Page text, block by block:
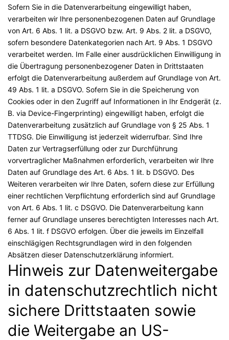
Sofern Sie in die Datenverarbeitung eingewilligt haben,
verarbeiten wir Ihre personenbezogenen Daten auf Grundlage
von Art. 6 Abs. 1 lit. a DSGVO bzw. Art. 9 Abs. 2 lit. a DSGVO,
sofern besondere Datenkategorien nach Art. 9 Abs. 1 DSGVO
verarbeitet werden. Im Falle einer ausdrücklichen Einwilligung in
die Übertragung personenbezogener Daten in Drittstaaten
erfolgt die Datenverarbeitung außerdem auf Grundlage von Art.
49 Abs. 1 lit. a DSGVO. Sofern Sie in die Speicherung von
Cookies oder in den Zugriff auf Informationen in Ihr Endgerät (z.
B. via Device-Fingerprinting) eingewilligt haben, erfolgt die
Datenverarbeitung zusätzlich auf Grundlage von § 25 Abs. 1
TTDSG. Die Einwilligung ist jederzeit widerrufbar. Sind Ihre
Daten zur Vertragserfüllung oder zur Durchführung
vorvertraglicher Maßnahmen erforderlich, verarbeiten wir Ihre
Daten auf Grundlage des Art. 6 Abs. 1 lit. b DSGVO. Des
Weiteren verarbeiten wir Ihre Daten, sofern diese zur Erfüllung
einer rechtlichen Verpflichtung erforderlich sind auf Grundlage
von Art. 6 Abs. 1 lit. c DSGVO. Die Datenverarbeitung kann
ferner auf Grundlage unseres berechtigten Interesses nach Art.
6 Abs. 1 lit. f DSGVO erfolgen. Über die jeweils im Einzelfall
einschlägigen Rechtsgrundlagen wird in den folgenden
Absätzen dieser Datenschutzerklärung informiert.
Hinweis zur Datenweitergabe
in datenschutzrechtlich nicht
sichere Drittstaaten sowie
die Weitergabe an US-